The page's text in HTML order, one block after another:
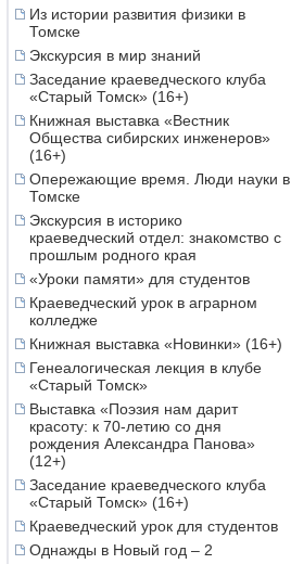
Из истории развития физики в
Томске
Экскурсия в мир знаний
Заседание краеведческого клуба
«Старый Томск» (16+)
Книжная выставка «Вестник
Общества сибирских инженеров»
(16+)
Опережающие время. Люди науки в
Томске
Экскурсия в историко
краеведческий отдел: знакомство с
прошлым родного края
«Уроки памяти» для студентов
Краеведческий урок в аграрном
колледже
Книжная выставка «Новинки» (16+)
Генеалогическая лекция в клубе
«Старый Томск»
Выставка «Поэзия нам дарит
красоту: к 70-летию со дня
рождения Александра Панова»
(12+)
Заседание краеведческого клуба
«Старый Томск» (16+)
Краеведческий урок для студентов
Однажды в Новый год – 2